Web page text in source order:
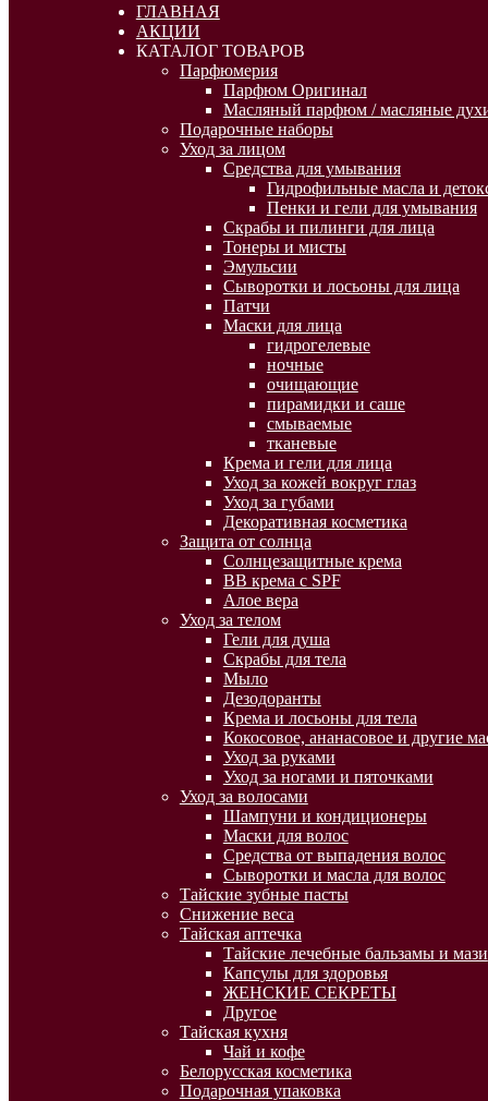
ГЛАВНАЯ
АКЦИИ
КАТАЛОГ ТОВАРОВ
Парфюмерия
Парфюм Оригинал
Масляный парфюм / масляные
Подарочные наборы
Уход за лицом
Средства для умывания
Гидрофильные масла и
Пенки и гели для умывания
Скрабы и пилинги для лица
Тонеры и мисты
Эмульсии
Сыворотки и лосьоны для лица
Патчи
Маски для лица
гидрогелевые
ночные
очищающие
пирамидки и саше
смываемые
тканевые
Крема и гели для лица
Уход за кожей вокруг глаз
Уход за губами
Декоративная косметика
Защита от солнца
Солнцезащитные крема
BB крема с SPF
Алое вера
Уход за телом
Гели для душа
Скрабы для тела
Мыло
Дезодоранты
Крема и лосьоны для тела
Кокосовое, ананасовое и другие
Уход за руками
Уход за ногами и пяточками
Уход за волосами
Шампуни и кондиционеры
Маски для волос
Средства от выпадения волос
Сыворотки и масла для волос
Тайские зубные пасты
Снижение веса
Тайская аптечка
Тайские лечебные бальзамы и мази
Капсулы для здоровья
ЖЕНСКИЕ СЕКРЕТЫ
Другое
Тайская кухня
Чай и кофе
Белорусская косметика
Подарочная упаковка